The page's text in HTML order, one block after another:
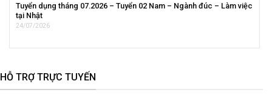
Tuyển dụng tháng 07.2026 – Tuyển 02 Nam – Ngành đúc – Làm việc
tại Nhật
24/07/2026
HỖ TRỢ TRỰC TUYẾN